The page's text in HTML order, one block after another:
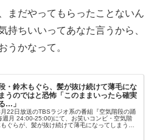
まだやってもらったことないん
持ちいいってあなた言うから、
うかなって。
・鈴木もぐら、髪が抜け続けて薄毛にな
うのではと恐怖「このままいったら確実
…」
22日放送のTBSラジオ系の番組『空気階段の踊
週月 24:00-25:00)にて、お笑いコンビ・空気階
ぐらが、髪が抜け続けて薄毛になってしまうの